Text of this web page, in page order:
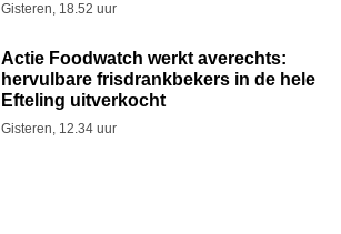
Gisteren, 18.52 uur
Actie Foodwatch werkt averechts:
hervulbare frisdrankbekers in de hele
Efteling uitverkocht
Gisteren, 12.34 uur